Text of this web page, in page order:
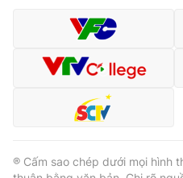
® Cấm sao chép dưới mọi hình